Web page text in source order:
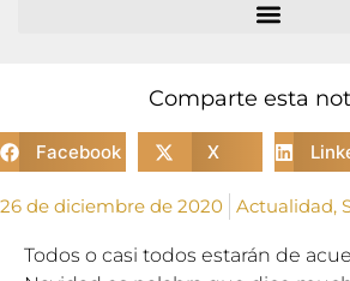
Comparte esta
Facebook X
26 de diciembre de 2020 Actualidad,
Todos o casi todos estarán de